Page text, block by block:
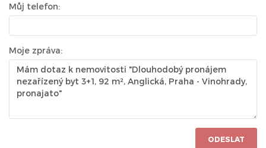
Můj telefon:
Moje zpráva:
ODESLAT